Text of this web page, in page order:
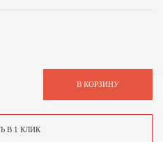
В КОРЗИНУ
В 1 КЛИК